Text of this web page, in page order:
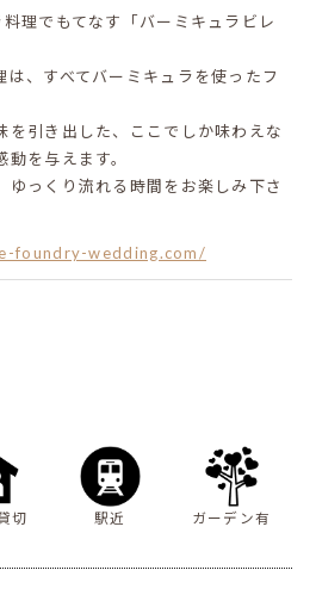
理でもてなす「バーミキュラビレ
は、すべてバーミキュラを使ったフ
を引き出した、ここでしか味わえな
を与えます。
ゆっくり流れる時間をお楽しみ下さ
foundry-wedding.com/
切 駅近 ガーデン有